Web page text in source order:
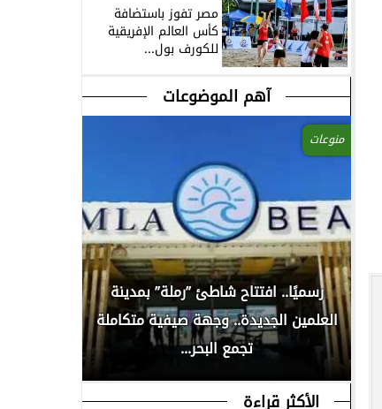
مصر تفوز باستضافة
كأس العالم الإفريقية
للكورف بول...
آهم الموضوعات
منوعات
رسميًا.. افتتاح شاطئ ”رملة” بمدينة
العلمين الجديدة.. وجهة صيفية متكاملة
تجمع البحر...
الأكثر قراءة